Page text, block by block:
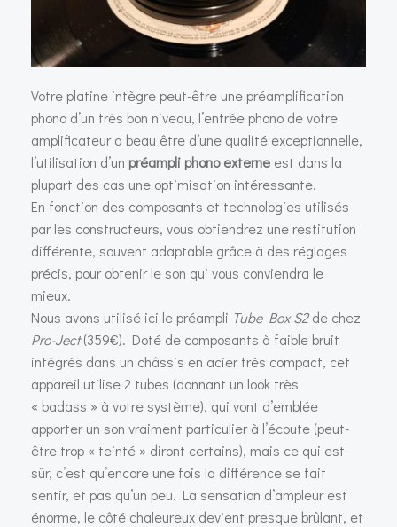
Votre platine intègre peut-être une préamplification
phono d’un très bon niveau, l’entrée phono de votre
amplificateur a beau être d’une qualité exceptionnelle,
l’utilisation d’un préampli phono externe est dans la
plupart des cas une optimisation intéressante.
En fonction des composants et technologies utilisés
par les constructeurs, vous obtiendrez une restitution
différente, souvent adaptable grâce à des réglages
précis, pour obtenir le son qui vous conviendra le
mieux.
Nous avons utilisé ici le préampli Tube Box S2de chez
Pro-Ject(359€). Doté de composants à faible bruit
intégrés dans un châssis en acier très compact, cet
appareil utilise 2 tubes (donnant un look très
« badass » à votre système), qui vont d’emblée
apporter un son vraiment particulier à l’écoute (peut-
être trop « teinté » diront certains), mais ce qui est
sûr, c’est qu’encore une fois la différence se fait
sentir, et pas qu’un peu. La sensation d’ampleur est
énorme, le côté chaleureux devient presque brûlant, et